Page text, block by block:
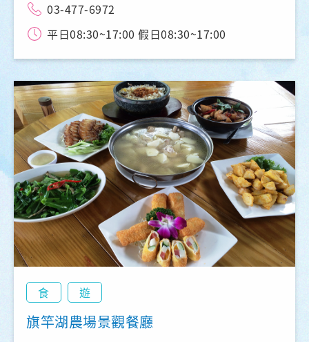
03-477-6972
平日08:30~17:00 假日08:30~17:00
食 遊
旗竿湖農場景觀餐廳